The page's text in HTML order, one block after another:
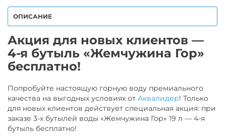
ОПИСАНИЕ
Акция для новых клиентов —
4-я бутыль «Жемчужина Гор»
бесплатно!
Попробуйте настоящую горную воду премиального
качества на выгодных условиях от Аквалидер! Только
для новых клиентов действует специальная акция: при
заказе 3-х бутылей воды «Жемчужина Гор» 19 л — 4-я
бутыль бесплатно!